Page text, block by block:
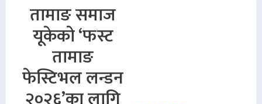
तामाङ समाज
यूकेको ‘फस्ट
तामाङ
फेस्टिभल लन्डन